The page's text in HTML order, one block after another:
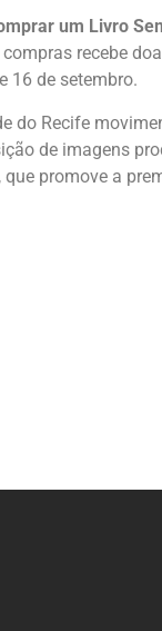
um Livro
recebe
16 de setembro.
do Recife
de imagens
promove a